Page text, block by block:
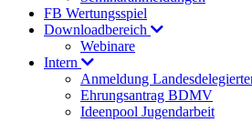
FB Wertungsspiel
Downloadbereich
Webinare
Intern
Anmeldung
Ehrungsantrag BDMV
Ideenpool Jugendarbeit